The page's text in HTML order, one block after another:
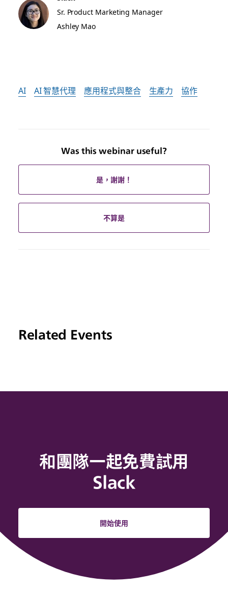
Sr. Product Marketing Manager
Ashley Mao
AI AI 智慧代理 應用程式與整合 生產力 協作
Was this webinar useful?
是，謝謝！
不算是
Related Events
和團隊一起免費試用
Slack
開始使用